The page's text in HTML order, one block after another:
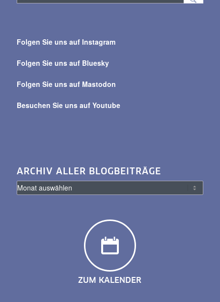
alle
Folgen Sie uns auf Instagram
Folgen Sie uns auf Bluesky
Folgen Sie uns auf Mastodon
Besuchen Sie uns auf Youtube
ARCHIV ALLER BLOGBEITRÄGE
ZUM KALENDER